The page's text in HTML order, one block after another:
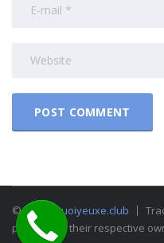
© 2015 Nguoiyeuxe.club
property of their respective